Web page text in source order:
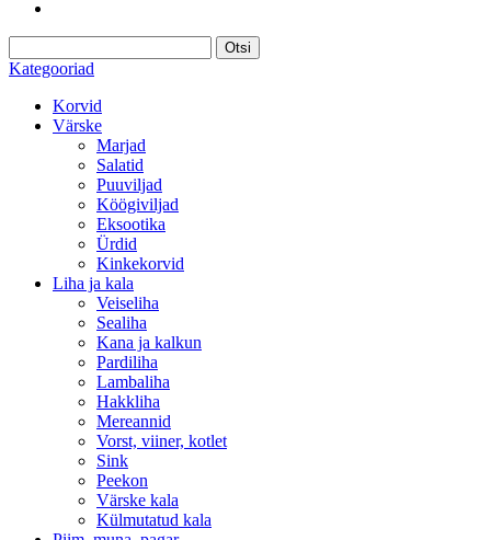
Otsi
Kategooriad
Korvid
Värske
Marjad
Salatid
Puuviljad
Köögiviljad
Eksootika
Ürdid
Kinkekorvid
Liha ja kala
Veiseliha
Sealiha
Kana ja kalkun
Pardiliha
Lambaliha
Hakkliha
Mereannid
Vorst, viiner, kotlet
Sink
Peekon
Värske kala
Külmutatud kala